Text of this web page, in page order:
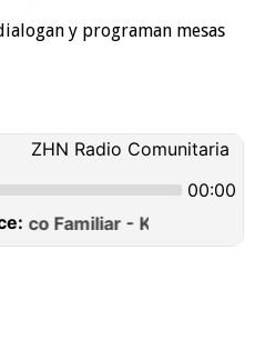
y programan mesas